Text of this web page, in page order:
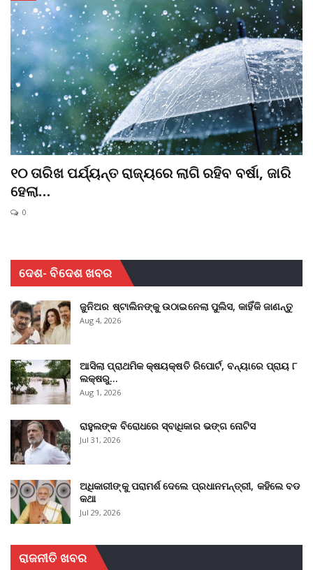
୧୦ ତାରିଖ ପର୍ଯ୍ୟନ୍ତ ରାଜ୍ୟରେ ଲାଗି ରହିବ ବର୍ଷା, ଜାରି
ହେଲା…
0
ଦେଶ- ବିଦେଶ ଖବର
ଜୁନିଅର ଷ୍ଟାଲିନଙ୍କୁ ଉଠାଇନେଲା ପୁଲିସ, କାହିଁକି ଜାଣନ୍ତୁ
Aug 4, 2026
ଆସିଲା ପ୍ରାଥମିକ କ୍ଷୟକ୍ଷତି ରିପୋର୍ଟ, ବନ୍ୟାରେ ପ୍ରାୟ ୮
ଲକ୍ଷରୁ…
Aug 1, 2026
ରାହୁଲଙ୍କ ବିରୋଧରେ ସ୍ବାଧିକାର ଭଙ୍ଗ ନୋଟିସ
Jul 31, 2026
ଅଧିକାରୀଙ୍କୁ ପରାମର୍ଶ ଦେଲେ ପ୍ରଧାନମନ୍ତ୍ରୀ, କହିଲେ ବଡ
କଥା
Jul 29, 2026
ରାଜନୀତି ଖବର